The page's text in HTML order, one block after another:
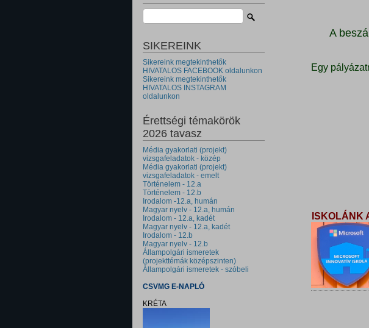
SIKEREINK
Sikereink megtekinthetők
HIVATALOS FACEBOOK oldalunkon
Sikereink megtekinthetők
HIVATALOS INSTAGRAM
oldalunkon
Érettségi témakörök
2026 tavasz
Média gyakorlati (projekt)
vizsgafeladatok - közép
Média gyakorlati (projekt)
vizsgafeladatok - emelt
Történelem - 12.a
Történelem - 12.b
Irodalom -12.a, humán
Magyar nyelv - 12.a, humán
Irodalom - 12.a, kadét
Magyar nyelv - 12.a, kadét
Irodalom - 12.b
Magyar nyelv - 12.b
Állampolgári ismeretek
(projekttémák középszinten)
Állampolgári ismeretek - szóbeli
CSVMG E-NAPLÓ
KRÉTA
A
Egy
ISKOLÁNK